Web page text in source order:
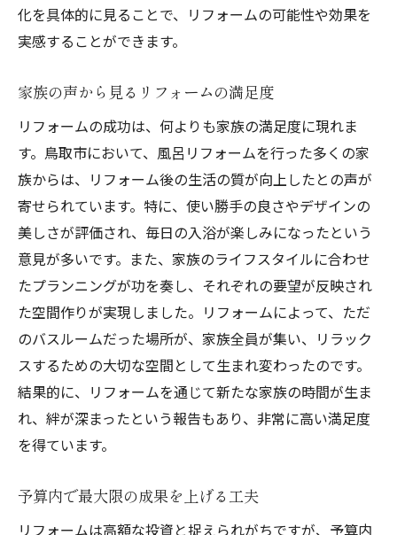
化を具体的に見ることで、リフォームの可能性や効果を
実感することができます。
家族の声から見るリフォームの満足度
リフォームの成功は、何よりも家族の満足度に現れま
す。鳥取市において、風呂リフォームを行った多くの家
族からは、リフォーム後の生活の質が向上したとの声が
寄せられています。特に、使い勝手の良さやデザインの
美しさが評価され、毎日の入浴が楽しみになったという
意見が多いです。また、家族のライフスタイルに合わせ
たプランニングが功を奏し、それぞれの要望が反映され
た空間作りが実現しました。リフォームによって、ただ
のバスルームだった場所が、家族全員が集い、リラック
スするための大切な空間として生まれ変わったのです。
結果的に、リフォームを通じて新たな家族の時間が生ま
れ、絆が深まったという報告もあり、非常に高い満足度
を得ています。
予算内で最大限の成果を上げる工夫
リフォームは高額な投資と捉えられがちですが、予算内